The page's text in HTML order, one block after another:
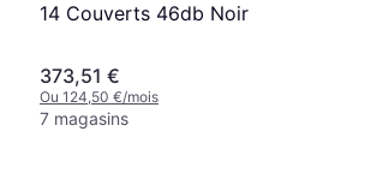
14 Couverts 46db Noir
373,51 €
Ou 124,50 €/mois
7 magasins